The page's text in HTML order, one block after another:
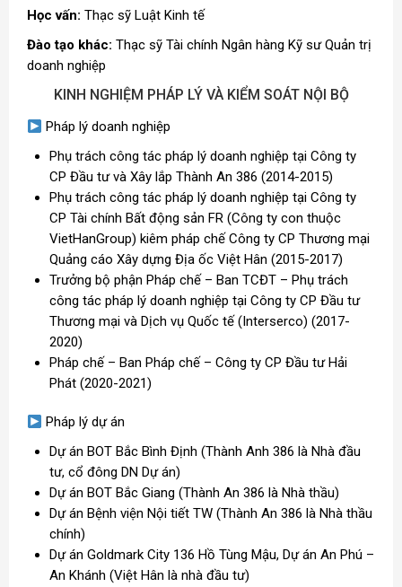
Học vấn: Thạc sỹ Luật Kinh tế
Đào tạo khác: Thạc sỹ Tài chính Ngân hàng Kỹ sư Quản trị
doanh nghiệp
KINH NGHIỆM PHÁP LÝ VÀ KIỂM SOÁT NỘI BỘ
Pháp lý doanh nghiệp
Phụ trách công tác pháp lý doanh nghiệp tại Công ty
CP Đầu tư và Xây lắp Thành An 386 (2014-2015)
Phụ trách công tác pháp lý doanh nghiệp tại Công ty
CP Tài chính Bất động sản FR (Công ty con thuộc
VietHanGroup) kiêm pháp chế Công ty CP Thương mại
Quảng cáo Xây dựng Địa ốc Việt Hân (2015-2017)
Trưởng bộ phận Pháp chế – Ban TCĐT – Phụ trách
công tác pháp lý doanh nghiệp tại Công ty CP Đầu tư
Thương mại và Dịch vụ Quốc tế (Interserco) (2017-
2020)
Pháp chế – Ban Pháp chế – Công ty CP Đầu tư Hải
Phát (2020-2021)
Pháp lý dự án
Dự án BOT Bắc Bình Định (Thành Anh 386 là Nhà đầu
tư, cổ đông DN Dự án)
Dự án BOT Bắc Giang (Thành An 386 là Nhà thầu)
Dự án Bệnh viện Nội tiết TW (Thành An 386 là Nhà thầu
chính)
Dự án Goldmark City 136 Hồ Tùng Mậu, Dự án An Phú –
An Khánh (Việt Hân là nhà đầu tư)